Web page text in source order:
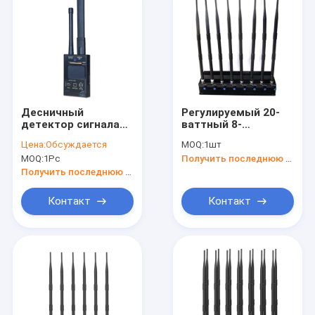
Продукция
Десничный
детектор сигнала
обнаруживает
сигналы мобильных
телефонов с
камеры
Цена:Обсуждается
MOQ:1Pc
Получить последнюю цену
Контакт
Регулируемый 20-
ваттный 8-
подавитель GPS/
WiFi/
MOQ:1шт
Контакт